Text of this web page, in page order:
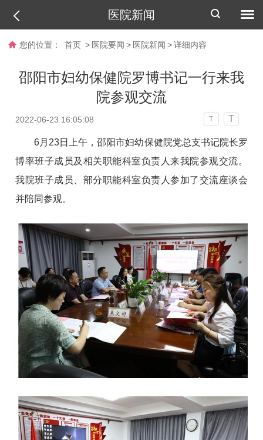
医院新闻
您的位置： 首页 > 医院要闻 > 医院新闻 > 详细内容
邵阳市妇幼保健院罗博书记一行来我
院参观交流
2022-06-23 16:05:08 T T
6月23日上午，邵阳市妇幼保健院党总支书记院长罗
博率班子成员及相关职能科室负责人来我院参观交流。
我院班子成员、部分职能科室负责人参加了交流座谈会
并陪同参观。